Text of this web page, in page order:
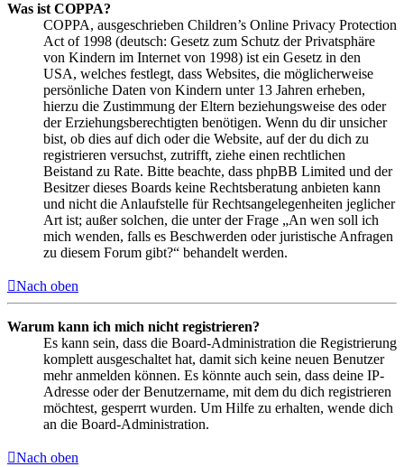
Was ist COPPA?
COPPA, ausgeschrieben Children’s Online Privacy Protection
Act of 1998 (deutsch: Gesetz zum Schutz der Privatsphäre
von Kindern im Internet von 1998) ist ein Gesetz in den
USA, welches festlegt, dass Websites, die möglicherweise
persönliche Daten von Kindern unter 13 Jahren erheben,
hierzu die Zustimmung der Eltern beziehungsweise des oder
der Erziehungsberechtigten benötigen. Wenn du dir unsicher
bist, ob dies auf dich oder die Website, auf der du dich zu
registrieren versuchst, zutrifft, ziehe einen rechtlichen
Beistand zu Rate. Bitte beachte, dass phpBB Limited und der
Besitzer dieses Boards keine Rechtsberatung anbieten kann
und nicht die Anlaufstelle für Rechtsangelegenheiten jeglicher
Art ist; außer solchen, die unter der Frage „An wen soll ich
mich wenden, falls es Beschwerden oder juristische Anfragen
zu diesem Forum gibt?“ behandelt werden.
Nach oben
Warum kann ich mich nicht registrieren?
Es kann sein, dass die Board-Administration die Registrierung
komplett ausgeschaltet hat, damit sich keine neuen Benutzer
mehr anmelden können. Es könnte auch sein, dass deine IP-
Adresse oder der Benutzername, mit dem du dich registrieren
möchtest, gesperrt wurden. Um Hilfe zu erhalten, wende dich
an die Board-Administration.
Nach oben